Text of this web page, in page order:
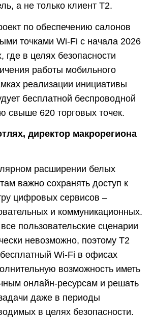
а не только клиент T2.
по обеспечению салонов
точками Wi-Fi с начала 2026
где в целях безопасности
работы мобильного
реализации инициативы
бесплатной беспроводной
свыше 620 торговых точек.
директор макрорегиона
расширении белых
важно сохранять доступ к
цифровых сервисов –
и коммуникационных.
пользовательские сценарии
невозможно, поэтому T2
Wi-Fi в офисах
возможность иметь
онлайн-ресурсам и решать
даже в периоды
в целях безопасности.